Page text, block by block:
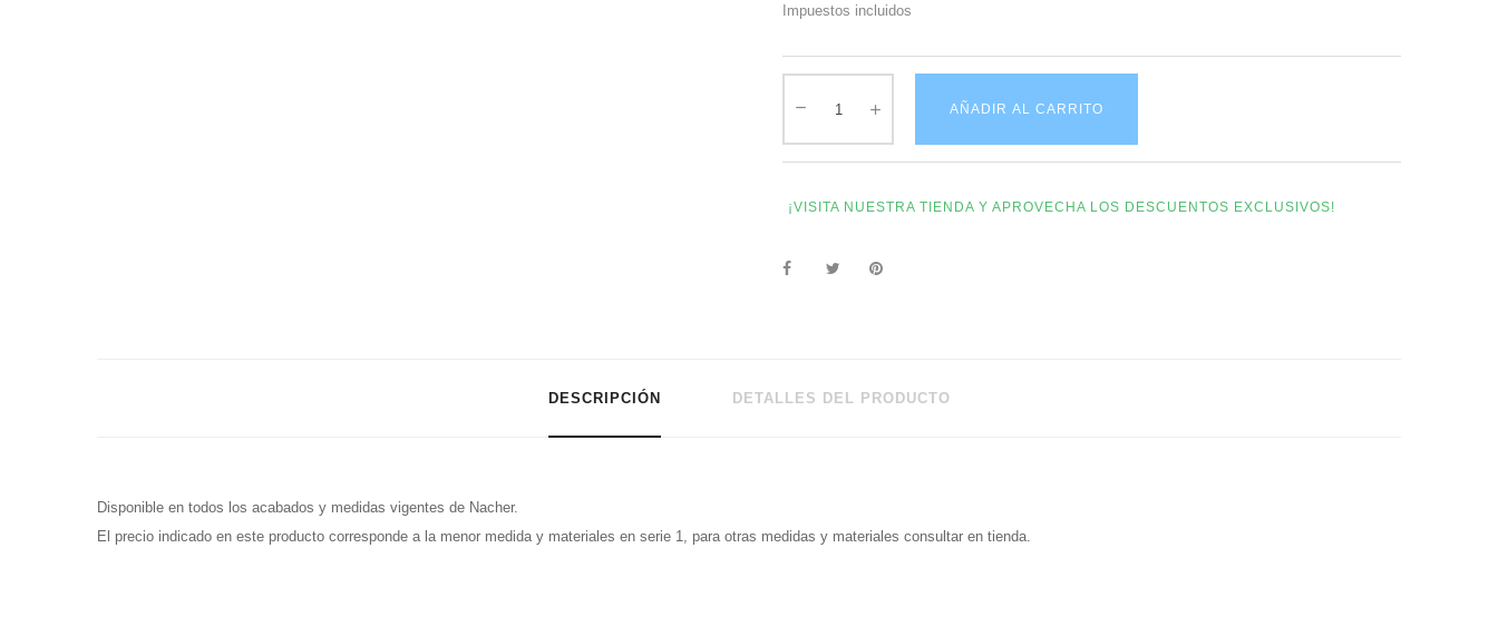
Impuestos incluidos
AÑADIR AL CARRITO
¡VISITA NUESTRA TIENDA Y APROVECHA LOS DESCUENTOS EXCLUSIVOS!
DESCRIPCIÓN DETALLES DEL PRODUCTO
Disponible en todos los acabados y medidas vigentes de Nacher.
El precio indicado en este producto corresponde a la menor medida y materiales en serie 1, para otras medidas y materiales consultar en tienda.